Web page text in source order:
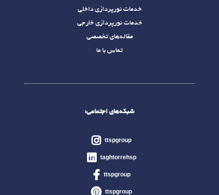
خدمات نورپردازی داخلی
خدمات نورپردازی خارجی
مقاله‌های تخصصی
تماس با ما
شبکه‌های اجتماعی:
ttspgroup
taghtorrehsp
ttspgroup
ttspgroup